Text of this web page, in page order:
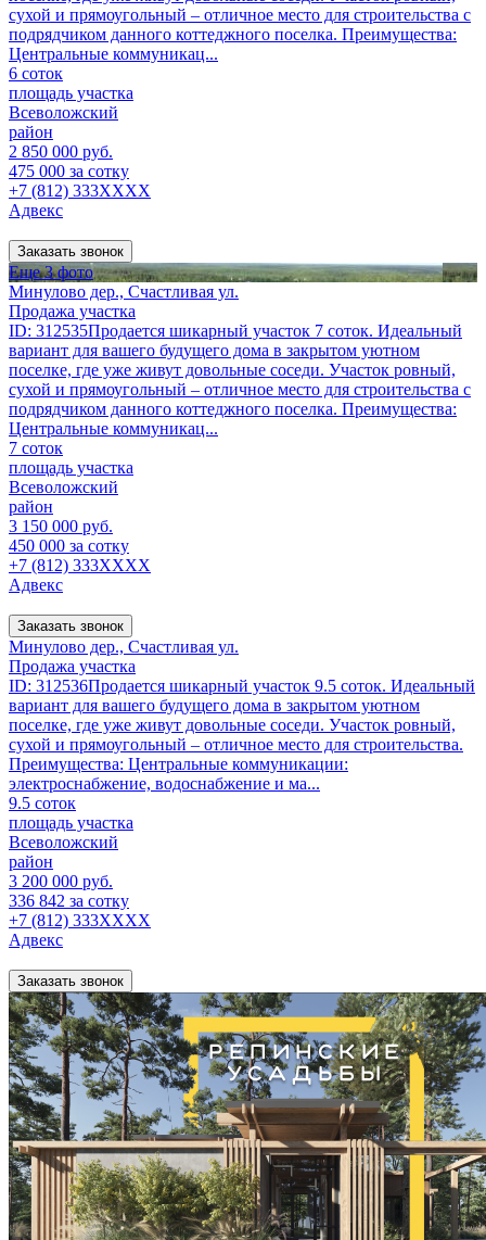
сухой и прямоугольный – отличное место для строительства с
подрядчиком данного коттеджного поселка. Преимущества:
Центральные коммуникац...
6 соток
площадь участка
Всеволожский
район
2 850 000 руб.
475 000 за сотку
+7 (812) 333XXXX
Адвекс
Заказать звонок
Еще 3 фото
Минулово дер., Счастливая ул.
Продажа участка
ID: 312535Продается шикарный участок 7 соток. Идеальный
вариант для вашего будущего дома в закрытом уютном
поселке, где уже живут довольные соседи. Участок ровный,
сухой и прямоугольный – отличное место для строительства с
подрядчиком данного коттеджного поселка. Преимущества:
Центральные коммуникац...
7 соток
площадь участка
Всеволожский
район
3 150 000 руб.
450 000 за сотку
+7 (812) 333XXXX
Адвекс
Заказать звонок
Минулово дер., Счастливая ул.
Продажа участка
ID: 312536Продается шикарный участок 9.5 соток. Идеальный
вариант для вашего будущего дома в закрытом уютном
поселке, где уже живут довольные соседи. Участок ровный,
сухой и прямоугольный – отличное место для строительства.
Преимущества: Центральные коммуникации:
электроснабжение, водоснабжение и ма...
9.5 соток
площадь участка
Всеволожский
район
3 200 000 руб.
336 842 за сотку
+7 (812) 333XXXX
Адвекс
Заказать звонок